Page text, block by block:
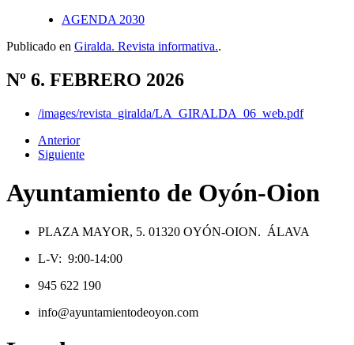
AGENDA 2030
Publicado en Giralda. Revista informativa..
Nº 6. FEBRERO 2026
/images/revista_giralda/LA_GIRALDA_06_web.pdf
Anterior
Siguiente
Ayuntamiento de Oyón-Oion
PLAZA MAYOR, 5. 01320 OYÓN-OION. ÁLAVA
L-V: 9:00-14:00
945 622 190
info@ayuntamientodeoyon.com